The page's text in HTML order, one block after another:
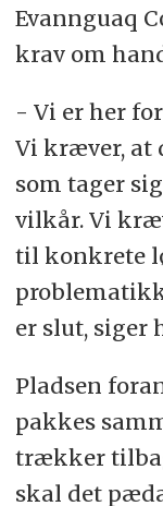
Evannguaq
krav om
- Vi er her
Vi kræver, at
som tager
vilkår. Vi
til konkrete
er slut, siger
Pladsen
pakkes
trækker
skal det